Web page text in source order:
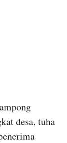
desa, tuha